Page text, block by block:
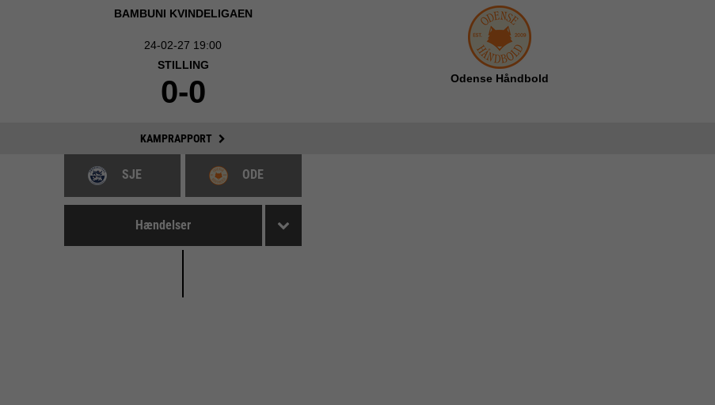
BAMBUNI KVINDELIGAEN
24-02-27 19:00
STILLING
0-0 Odense Håndbold
KAMPRAPPORT
SJE ODE
Hændelser